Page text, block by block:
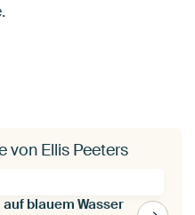
von Ellis Peeters
blauem Wasser